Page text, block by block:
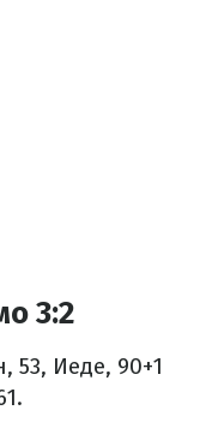
3:2
53, Иеде, 90+1